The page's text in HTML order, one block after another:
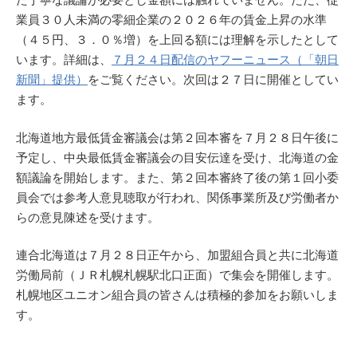
業員３０人未満の零細企業の２０２６年の賃金上昇の水準
（４５円、３．０％増）を上回る額には理解を示したとして
います。詳細は、
７月２４日配信のヤフーニュース（「朝日
新聞」提供）
をご覧ください。次回は２７日に開催としてい
ます。
北海道地方最低賃金審議会は第２回本審を７月２８日午後に
予定し、中央最低賃金審議会の目安伝達を受け、北海道の金
額議論を開始します。また、第２回本審終了後の第１回小委
員会では参考人意見聴取が行われ、関係事業所及び労働者か
らの意見陳述を受けます。
連合北海道は７月２８日正午から、加盟組合員と共に北海道
労働局前（ＪＲ札幌札幌駅北口正面）で集会を開催します。
札幌地区ユニオン組合員の皆さんは積極的参加をお願いしま
す。